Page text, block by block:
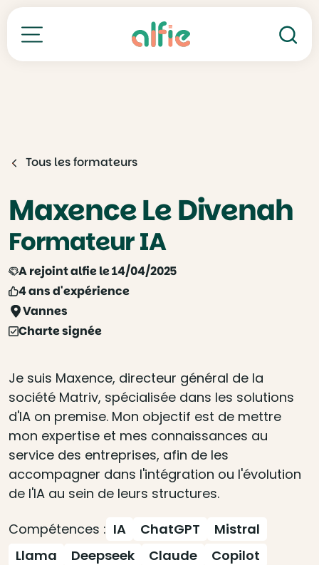
Toutes nos formations
Tous les formateurs
Maxence Le Divenah
Formateur IA
A rejoint alfie le 14/04/2025
4 ans d'expérience
Vannes
Charte signée
Je suis Maxence, directeur général de la
société Matriv, spécialisée dans les solutions
d'IA on premise. Mon objectif est de mettre
mon expertise et mes connaissances au
service des entreprises, afin de les
accompagner dans l'intégration ou l'évolution
de l'IA au sein de leurs structures.
Compétences : IA ChatGPT
Mistral
Llama
Deepseek Claude
Copilot